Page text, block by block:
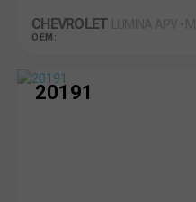
CHEVROLET
OEM:
20191